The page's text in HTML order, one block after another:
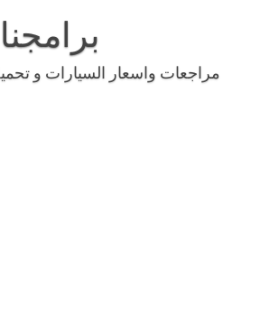
برامجنا
مراجعات واسعار السيارات و